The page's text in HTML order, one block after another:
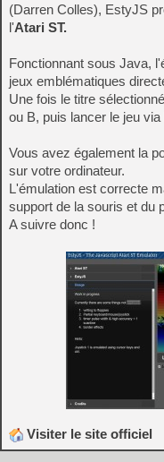
(Darren Colles), EstyJS
l'Atari ST.
Fonctionnant sous Java,
jeux emblématiques
Une fois le titre
ou B, puis lancer le jeu
Vous avez également la
sur votre ordinateur.
L'émulation est correcte
support de la souris et du
A suivre donc !
Visiter le site officiel